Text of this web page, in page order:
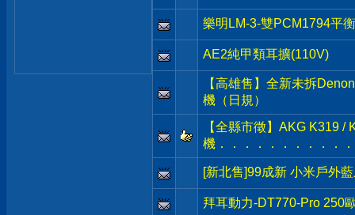
樂明LM-3-雙PCM1794平
AE2純甲類耳擴(110V)
【高雄售】全新未拆
機（日規）
【全縣市徵】AKG K319 /
機．．．．．．．．．．
[新北售]99成新 小米戶外
拜耳動力-DT770-Pro 250